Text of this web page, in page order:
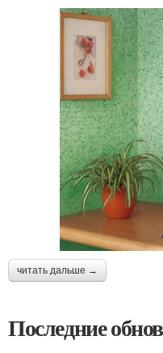
читать дальше →
Последние